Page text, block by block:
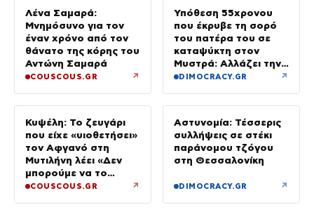
Λένα Σαμαρά:
Μνημόσυνο για τον
έναν χρόνο από τον
θάνατο της κόρης του
Αντώνη Σαμαρά
COUSCOUS.GR ↗
Υπόθεση 55χρονου
που έκρυβε τη σορό
του πατέρα του σε
καταψύκτη στον
Μυστρά: Αλλάζει την
υπερασπιστική του
DIMOCRACY.GR ↗
Κυψέλη: Το ζευγάρι
που είχε «υιοθετήσει»
τον Αφγανό στη
Μυτιλήνη λέει «Δεν
μπορούμε να το
πιστέψουμε»
COUSCOUS.GR ↗
Αστυνομία: Τέσσερις
συλλήψεις σε στέκι
παράνομου τζόγου
στη Θεσσαλονίκη
DIMOCRACY.GR ↗